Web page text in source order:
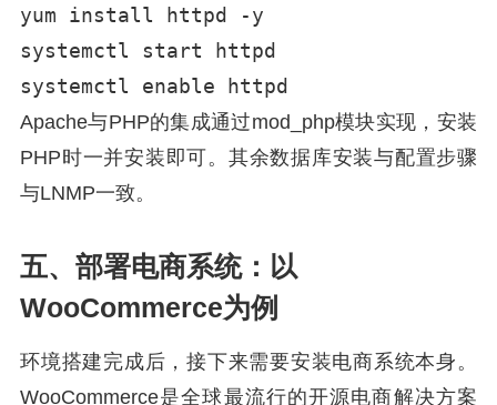
yum install httpd -y
systemctl start httpd
systemctl enable httpd
Apache与PHP的集成通过mod_php模块实现，安装
PHP时一并安装即可。其余数据库安装与配置步骤
与LNMP一致。
五、部署电商系统：以
WooCommerce为例
环境搭建完成后，接下来需要安装电商系统本身。
WooCommerce是全球最流行的开源电商解决方案